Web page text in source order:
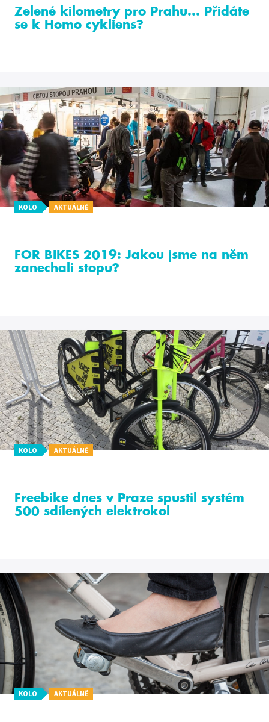
Zelené kilometry pro Prahu... Přidáte
se k Homo cykliens?
KOLO AKTUÁLNĚ
FOR BIKES 2019: Jakou jsme na něm
zanechali stopu?
KOLO AKTUÁLNĚ
Freebike dnes v Praze spustil systém
500 sdílených elektrokol
KOLO AKTUÁLNĚ